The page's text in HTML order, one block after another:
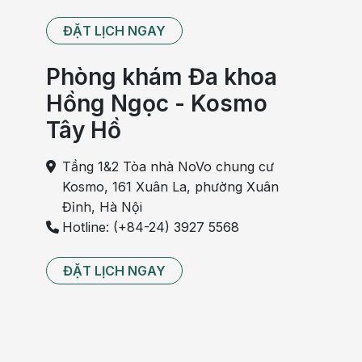
ĐẶT LỊCH NGAY
Phòng khám Đa khoa
Hồng Ngọc - Kosmo
Tây Hồ
Tầng 1&2 Tòa nhà NoVo chung cư
Kosmo, 161 Xuân La, phường Xuân
Đỉnh, Hà Nội
Hotline: (+84-24) 3927 5568
ĐẶT LỊCH NGAY